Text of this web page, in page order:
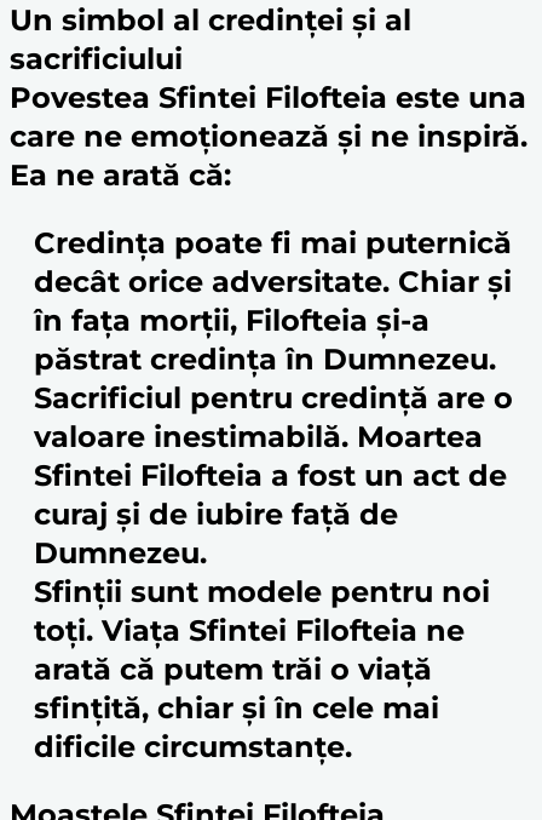
Un simbol al credinței și al
sacrificiului
Povestea Sfintei Filofteia este una
care ne emoționează și ne inspiră.
Ea ne arată că:
Credința poate fi mai puternică
decât orice adversitate. Chiar și
în fața morții, Filofteia și-a
păstrat credința în Dumnezeu.
Sacrificiul pentru credință are o
valoare inestimabilă. Moartea
Sfintei Filofteia a fost un act de
curaj și de iubire față de
Dumnezeu.
Sfinții sunt modele pentru noi
toți. Viața Sfintei Filofteia ne
arată că putem trăi o viață
sfințită, chiar și în cele mai
dificile circumstanțe.